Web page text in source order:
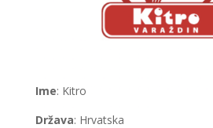
Ime: Kitro
Država: Hrvatska